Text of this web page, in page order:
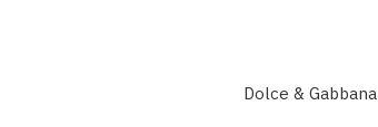
Dolce & Gabbana